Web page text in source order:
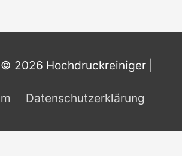
2026 Hochdruckreiniger|
Datenschutzerklärung